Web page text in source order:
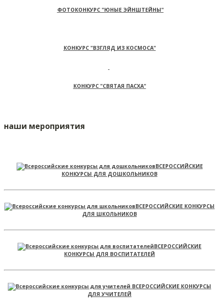
ФОТОКОНКУРС "ЮНЫЕ ЭЙНШТЕЙНЫ"
КОНКУРС "ВЗГЛЯД ИЗ КОСМОСА"
КОНКУРС "СВЯТАЯ ПАСХА"
наши мероприятия
ВСЕРОССИЙСКИЕ
КОНКУРСЫ ДЛЯ ДОШКОЛЬНИКОВ
ВСЕРОССИЙСКИЕ КОНКУРСЫ
ДЛЯ ШКОЛЬНИКОВ
ВСЕРОССИЙСКИЕ
КОНКУРСЫ ДЛЯ ВОСПИТАТЕЛЕЙ
ВСЕРОССИЙСКИЕ КОНКУРСЫ
ДЛЯ УЧИТЕЛЕЙ